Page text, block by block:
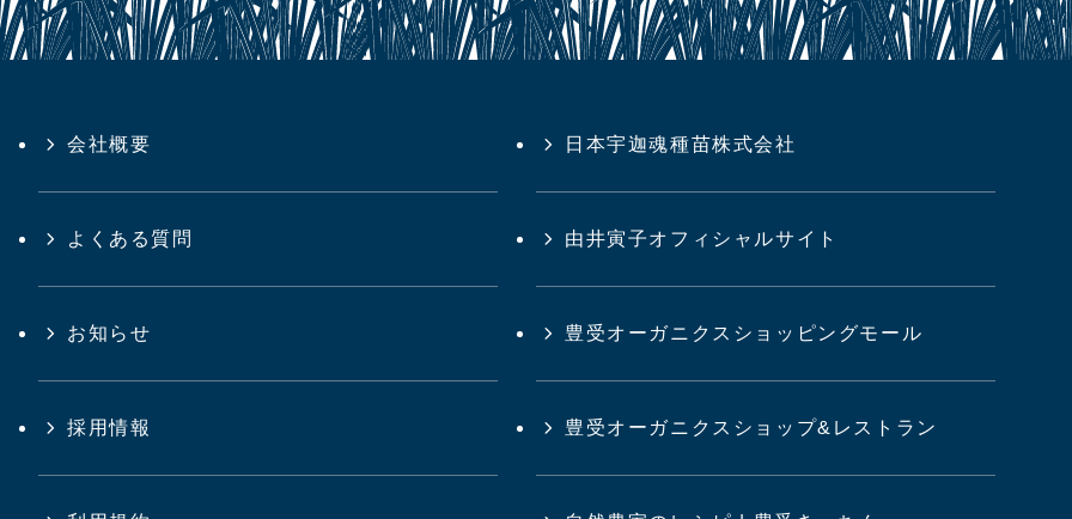
会社概要
よくある質問
お知らせ
採用情報
日本宇迦魂種苗株式会社
由井寅子オフィシャルサイト
豊受オーガニクスショッピングモール
豊受オーガニクスショップ&レストラン